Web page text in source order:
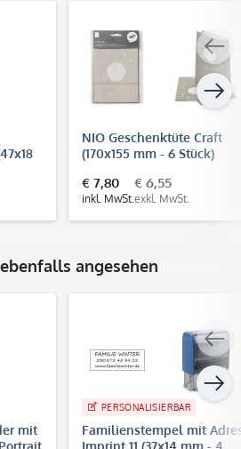
NIO Geschenktüte Craft
(170x155 mm - 6 Stück)
€ 7,80
inkl. MwSt.
€ 6,55
exkl. MwSt.
angesehen
mit
PERSONALISIERBAR
Familienstempel mit
Imprint 11 (37x14 mm - 4